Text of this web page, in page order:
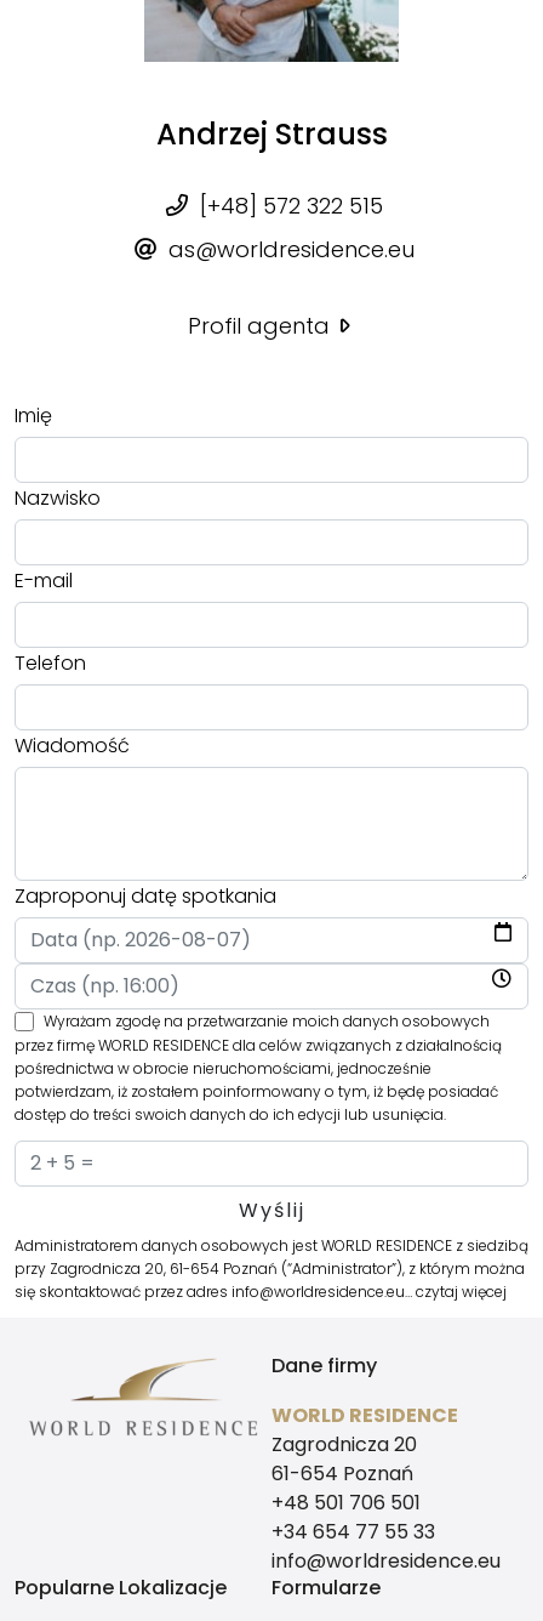
Andrzej Strauss
[+48] 572 322 515
as@worldresidence.eu
Profil agenta
Imię
Nazwisko
E-mail
Telefon
Wiadomość
Zaproponuj datę spotkania
Wyrażam zgodę na przetwarzanie moich danych osobowych
przez firmę WORLD RESIDENCE dla celów związanych z działalnością
pośrednictwa w obrocie nieruchomościami, jednocześnie
potwierdzam, iż zostałem poinformowany o tym, iż będę posiadać
dostęp do treści swoich danych do ich edycji lub usunięcia.
Administratorem danych osobowych jest WORLD RESIDENCE z siedzibą
przy Zagrodnicza 20, 61-654 Poznań (“Administrator”), z którym można
się skontaktować przez adres info@worldresidence.eu…czytaj więcej
Dane firmy
WORLD RESIDENCE
Zagrodnicza 20
61-654 Poznań
+48 501 706 501
+34 654 77 55 33
info@worldresidence.eu
Popularne Lokalizacje
Formularze